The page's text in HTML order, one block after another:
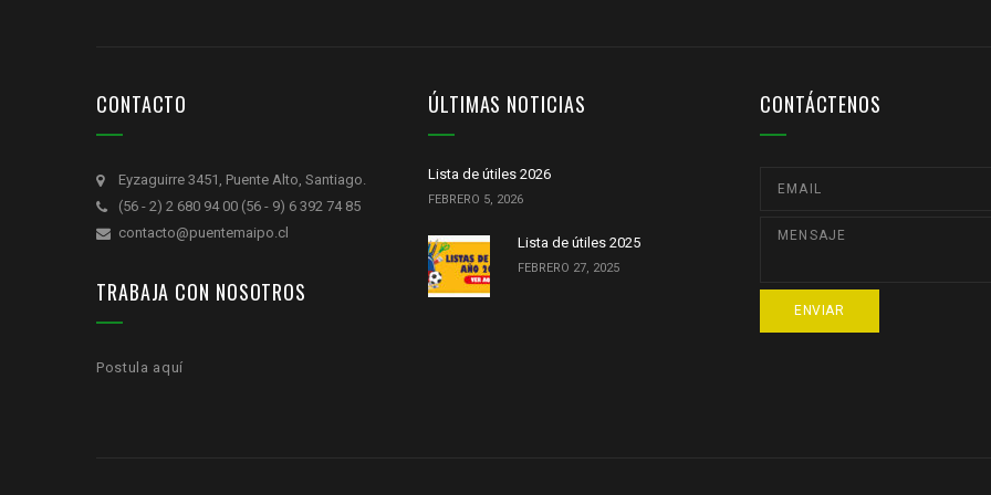
CONTACTO
Eyzaguirre 3451, Puente Alto, Santiago.
(56 - 2) 2 680 94 00 (56 - 9) 6 392 74 85
contacto@puentemaipo.cl
TRABAJA CON NOSOTROS
Postula aquí
ÚLTIMAS NOTICIAS
Lista de útiles 2026
FEBRERO 5, 2026
Lista de útiles 2025
FEBRERO 27, 2025
CONTÁCTENOS